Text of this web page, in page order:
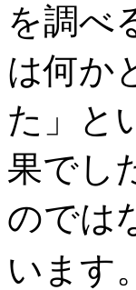
を調べ
は何か
た」と
果でし
のでは
います